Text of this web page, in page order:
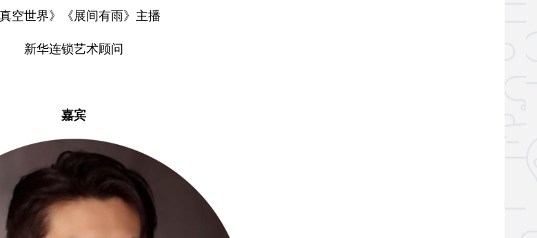
真空世界》《展间有雨》主播
新华连锁艺术顾问
嘉宾